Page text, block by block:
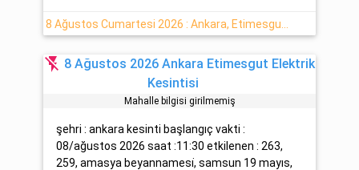
flash_off 8 Ağustos 2026 Ankara Etimesgut Elektrik
Kesintisi
Mahalle bilgisi girilmemiş
şehri : ankara kesinti başlangıç vakti :
08/ağustos 2026 saat :11:30 etkilenen : 263,
259, amasya beyannamesi̇, samsun 19 mayıs,